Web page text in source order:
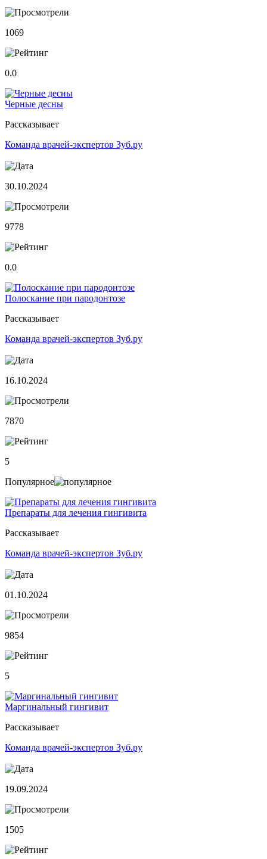
1069
0.0
Черные десны
Рассказывает
Команда врачей-экспертов Зуб.ру
30.10.2024
9778
0.0
Полоскание при пародонтозе
Рассказывает
Команда врачей-экспертов Зуб.ру
16.10.2024
7870
5
Популярное
Препараты для лечения гингивита
Рассказывает
Команда врачей-экспертов Зуб.ру
01.10.2024
9854
5
Маргинальный гингивит
Рассказывает
Команда врачей-экспертов Зуб.ру
19.09.2024
1505